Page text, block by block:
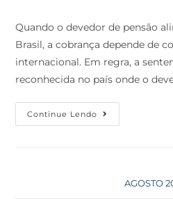
Quando o devedor de pensão
Brasil, a cobrança depende de
internacional. Em regra, a
reconhecida no país onde o
Continue Lendo
AGOSTO